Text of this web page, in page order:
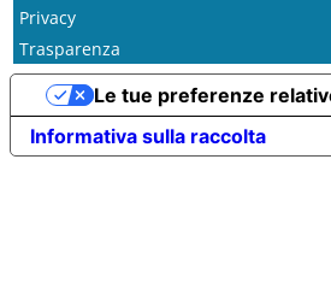
Privacy
Trasparenza
Informativa sulla raccolta
Le tue preferenze